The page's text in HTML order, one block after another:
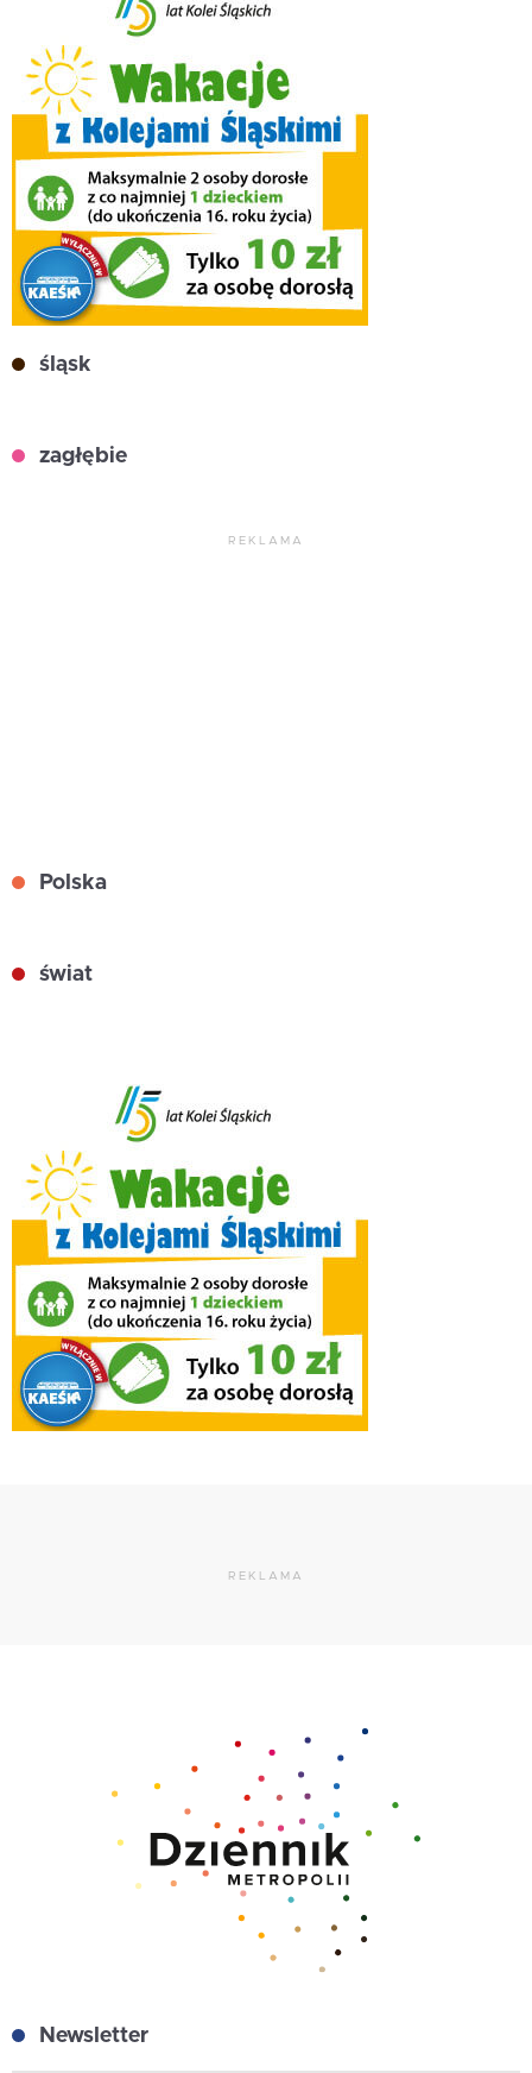
śląsk
zagłębie
REKLAMA
Polska
świat
REKLAMA
Newsletter